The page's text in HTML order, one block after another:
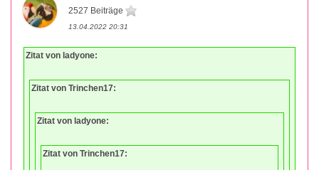
2527 Beiträge
13.04.2022 20:31
Zitat von ladyone:
Zitat von Trinchen17:
Zitat von ladyone:
Zitat von Trinchen17: